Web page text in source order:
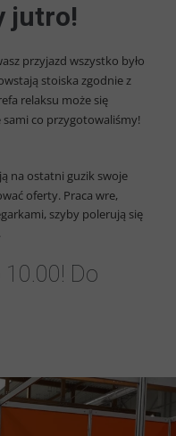
jutro!
przyjazd wszystko było
stoiska zgodnie z
relaksu może się
sami co przygotowaliśmy!
na ostatni guzik swoje
oferty. Praca wre,
szyby polerują się
Do